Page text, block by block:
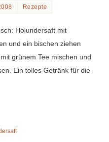
Rezepte
Holundersaft mit
und ein bischen ziehen
grünem Tee mischen und
Ein tolles Getränk für die